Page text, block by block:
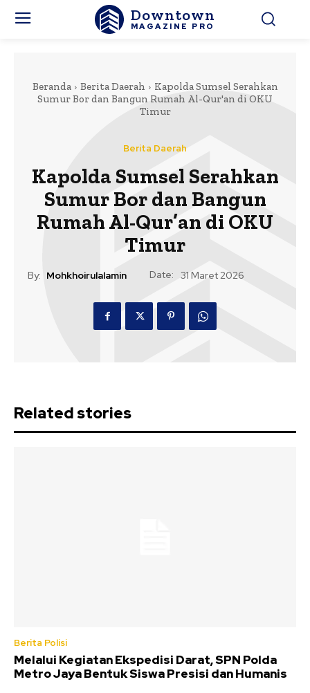
Downtown
MAGAZINE PRO
Beranda Berita Daerah
Kapolda Sumsel Serahkan
Sumur Bor dan Bangun Rumah Al-Qur'an di OKU
Timur
Berita Daerah
Kapolda Sumsel Serahkan
Sumur Bor dan Bangun
Rumah Al-Qur’an di OKU
Timur
By: Mohkhoirulalamin Date: 31 Maret 2026
Related stories
Berita Polisi
Melalui Kegiatan Ekspedisi Darat, SPN Polda
Metro Jaya Bentuk Siswa Presisi dan Humanis